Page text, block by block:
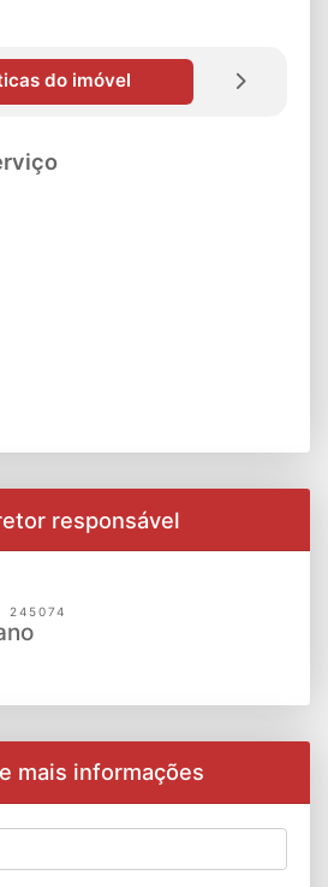
do imóvel
responsável
245074
mais informações